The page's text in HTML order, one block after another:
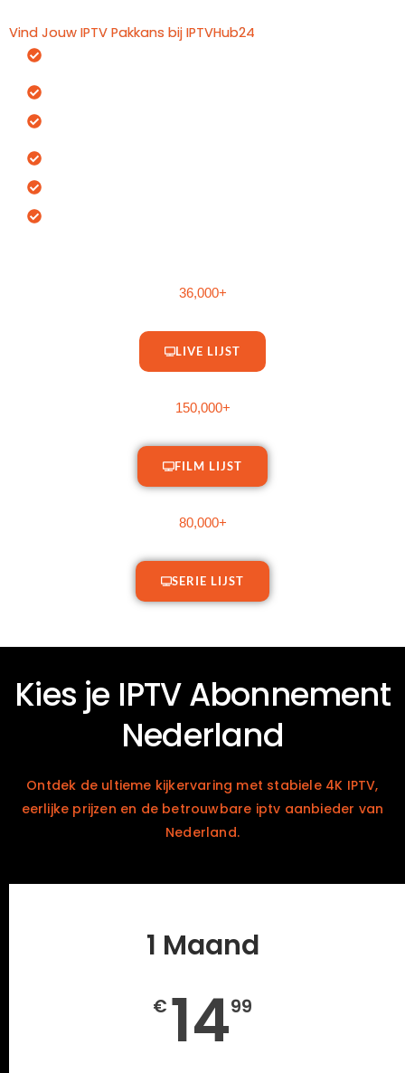
Vind Jouw IPTV Pakkans bij IPTVHub24
36,000+
LIVE LIJST
150,000+
FILM LIJST
80,000+
SERIE LIJST
Kies je IPTV Abonnement
Nederland
Ontdek de ultieme kijkervaring met stabiele 4K IPTV,
eerlijke prijzen en de betrouwbare iptv aanbieder van
Nederland.
1 Maand
€ 1499